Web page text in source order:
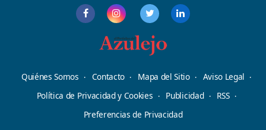
Quiénes Somos Contacto Mapa del Sitio
Aviso Legal
Política de Privacidad y Cookies
Publicidad
RSS
Preferencias de Privacidad